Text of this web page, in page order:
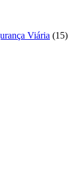
Viária (15)